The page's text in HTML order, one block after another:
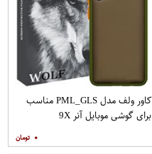
کاور ولف مدل PML_GLS مناسب
برای گوشی موبایل آنر 9X
۰